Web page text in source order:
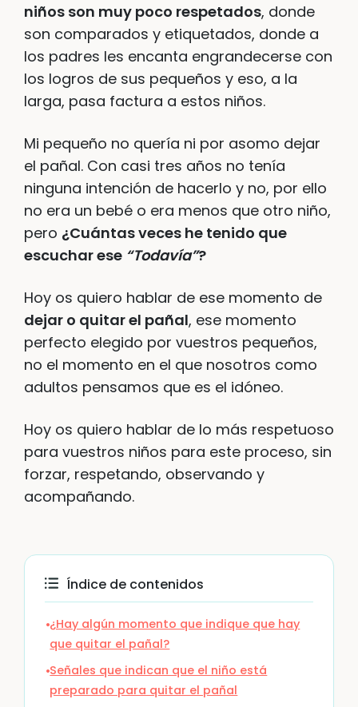
niños son muy poco respetados, donde
son comparados y etiquetados, donde a
los padres les encanta engrandecerse con
los logros de sus pequeños y eso, a la
larga, pasa factura a estos niños.
Mi pequeño no quería ni por asomo dejar
el pañal. Con casi tres años no tenía
ninguna intención de hacerlo y no, por ello
no era un bebé o era menos que otro niño,
pero ¿Cuántas veces he tenido que
escuchar ese “Todavía”?
Hoy os quiero hablar de ese momento de
dejar o quitar el pañal, ese momento
perfecto elegido por vuestros pequeños,
no el momento en el que nosotros como
adultos pensamos que es el idóneo.
Hoy os quiero hablar de lo más respetuoso
para vuestros niños para este proceso, sin
forzar, respetando, observando y
acompañando.
Índice de contenidos
¿Hay algún momento que indique que hay
que quitar el pañal?
Señales que indican que el niño está
preparado para quitar el pañal